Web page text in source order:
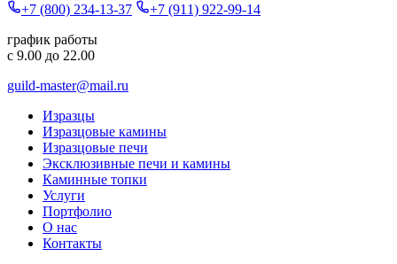
+7 (800) 234-13-37
+7 (911) 922-99-14
график работы
с 9.00 до 22.00
guild-master@mail.ru
Изразцы
Изразцовые камины
Изразцовые печи
Эксклюзивные печи и камины
Каминные топки
Услуги
Портфолио
О нас
Контакты